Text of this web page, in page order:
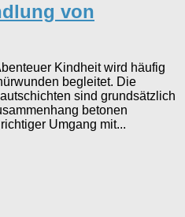
von
Kindheit wird häufig
begleitet. Die
sind grundsätzlich
betonen
Umgang mit...